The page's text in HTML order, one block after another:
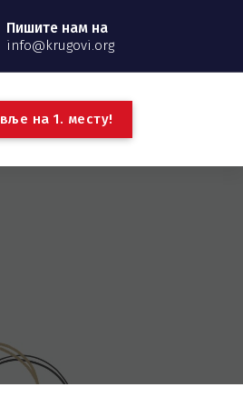
Пишите нам на
info@krugovi.org
вље на 1. месту!